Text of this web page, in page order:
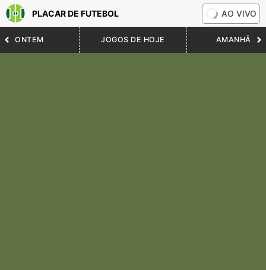
PLACAR DE FUTEBOL AO VIVO
ONTEM JOGOS DE HOJE AMANHÃ